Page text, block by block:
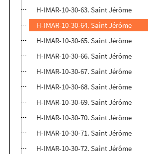
H-IMAR-10-30-63. Saint Jérôme
H-IMAR-10-30-64. Saint Jérôme
H-IMAR-10-30-65. Saint Jérôme
H-IMAR-10-30-66. Saint Jérôme
H-IMAR-10-30-67. Saint Jérôme
H-IMAR-10-30-68. Saint Jérôme
H-IMAR-10-30-69. Saint Jérôme
H-IMAR-10-30-70. Saint Jérôme
H-IMAR-10-30-71. Saint Jérôme
H-IMAR-10-30-72. Saint Jérôme